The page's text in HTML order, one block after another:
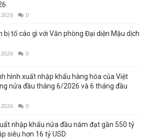
0
bị tố cáo gì với Văn phòng Đại diện Mậu dịch
0
hình xuất nhập khẩu hàng hóa của Việt
nửa đầu tháng 6/2026 và 6 tháng đầu
0
nhập khẩu nửa đầu năm đạt gần 550 tỷ
siêu hơn 16 tỷ USD